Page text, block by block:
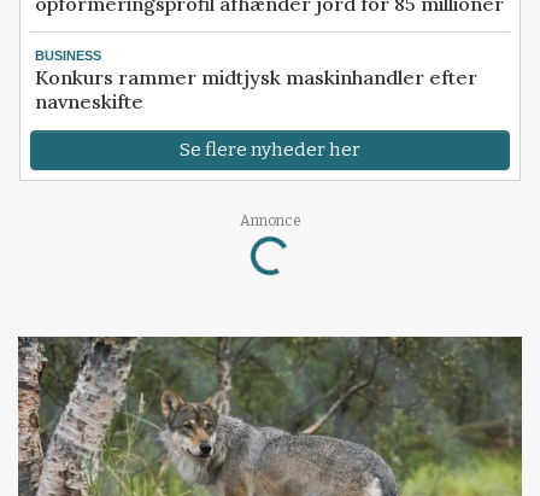
BUSINESS
Konkurs rammer midtjysk maskinhandler efter
navneskifte
Se flere nyheder her
Annonce
Loading...